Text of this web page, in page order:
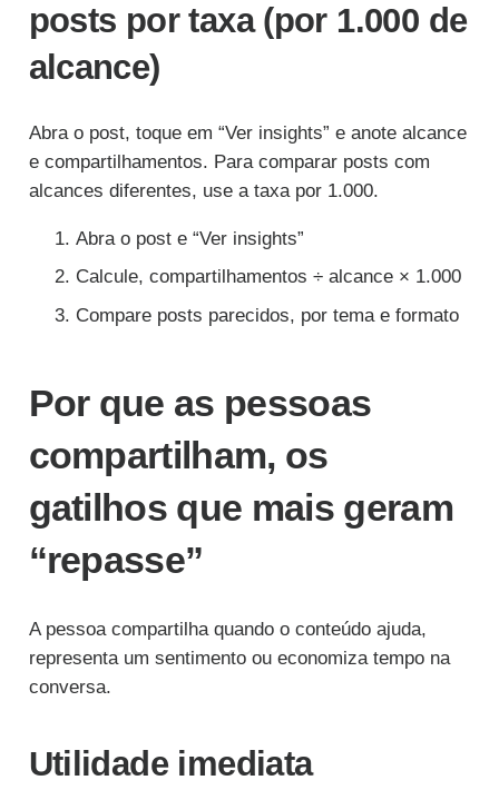
posts por taxa (por 1.000 de
alcance)
Abra o post, toque em “Ver insights” e anote alcance
e compartilhamentos. Para comparar posts com
alcances diferentes, use a taxa por 1.000.
Abra o post e “Ver insights”
Calcule, compartilhamentos ÷ alcance × 1.000
Compare posts parecidos, por tema e formato
Por que as pessoas
compartilham, os
gatilhos que mais geram
“repasse”
A pessoa compartilha quando o conteúdo ajuda,
representa um sentimento ou economiza tempo na
conversa.
Utilidade imediata